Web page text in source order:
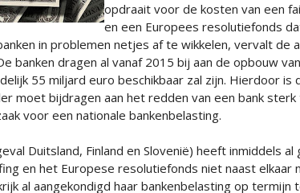
opdraait voor de kosten van een
en een Europees resolutiefonds
in problemen netjes af te wikkelen, vervalt de
banken dragen al vanaf 2015 bij aan de opbouw
55 miljard euro beschikbaar zal zijn. Hierdoor is
moet bijdragen aan het redden van een bank
voor een nationale bankenbelasting.
Duitsland, Finland en Slovenië) heeft inmiddels
en het Europese resolutiefonds niet naast elkaar
al aangekondigd haar bankenbelasting op termijn